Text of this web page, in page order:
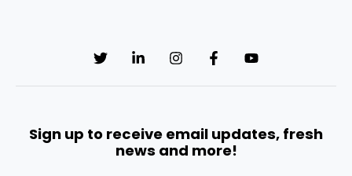
Sign up to receive email updates, fresh
news and more!